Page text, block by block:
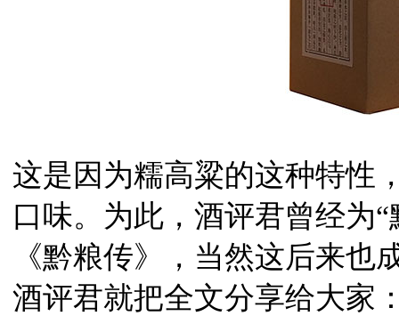
这是因为糯高粱的这种特性
口味。为此，酒评君曾经为
《黔粮传》，当然这后来也
酒评君就把全文分享给大家